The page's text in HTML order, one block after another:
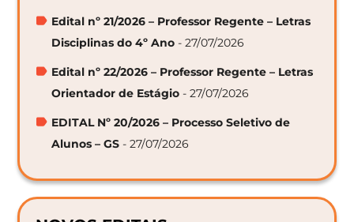
Edital nº 21/2026 – Professor Regente – Letras
Disciplinas do 4º Ano - 27/07/2026
Edital nº 22/2026 – Professor Regente – Letras
Orientador de Estágio - 27/07/2026
EDITAL Nº 20/2026 – Processo Seletivo de
Alunos – GS - 27/07/2026